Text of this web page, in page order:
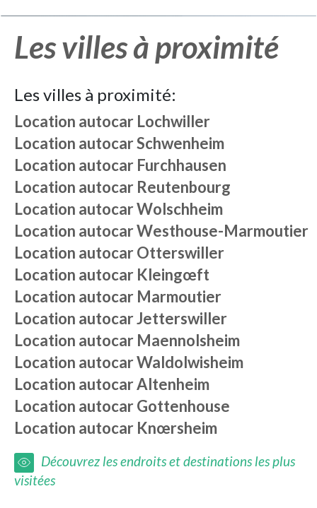
Les villes à proximité
Les villes à proximité:
Location autocar Lochwiller
Location autocarSchwenheim
Location autocar Furchhausen
Location autocar Reutenbourg
Location autocarWolschheim
Location autocarWesthouse-Marmoutier
Location autocarOtterswiller
Location autocar Kleingœft
Location autocar Marmoutier
Location autocarJetterswiller
Location autocar Maennolsheim
Location autocarWaldolwisheim
Location autocarAltenheim
Location autocarGottenhouse
Location autocar Knœrsheim
Découvrez les endroits et destinations les plus
visitées